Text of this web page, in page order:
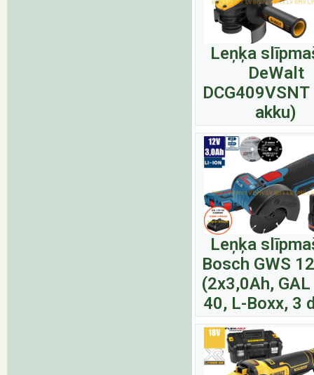
Leņķa
DeWalt
DCG409VSNT
akku)
Leņķa
Bosch GWS
(2x3,0Ah,
40, L-Boxx, 3